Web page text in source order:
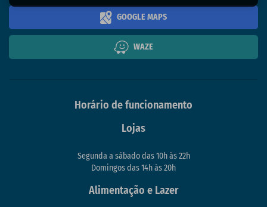
GOOGLE MAPS
WAZE
Horário de funcionamento
Lojas
Segunda a sábado das 10h às 22h
Domingos das 14h às 20h
Alimentação e Lazer